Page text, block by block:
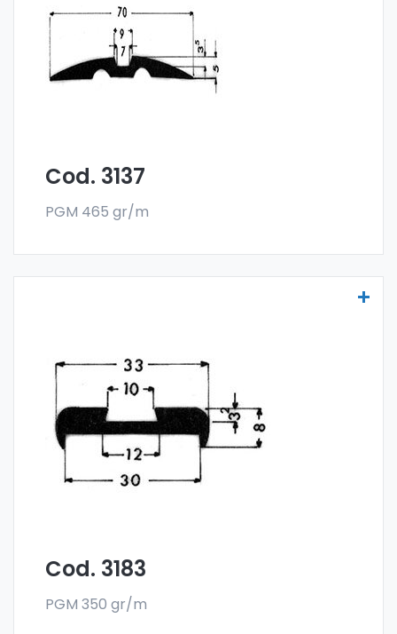
Cod. 3137
PGM 465 gr/m
Las molduras para vehículos se fabrican
con la especial aleación 6060 y se venden
en el formato en barra. El pedido mínimo es
de 300 kg.
Cod. 3183
PGM 350 gr/m
Las molduras para vehículos se fabrican
con la especial aleación 6060 y se venden
en el formato en barra. El pedido mínimo es
de 300 kg.